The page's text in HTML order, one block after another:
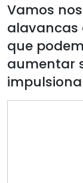
Vamos
alavancas
que
aumentar